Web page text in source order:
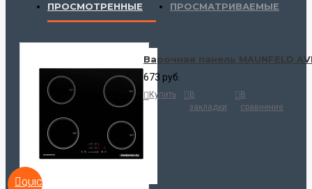
ПРОСМОТРЕННЫЕ
ПРОСМАТРИВАЕМЫЕ
QUICKVIEW
Варочная панель MAUNFELD
673 руб.
Купить
В
закладки
В
сравнение